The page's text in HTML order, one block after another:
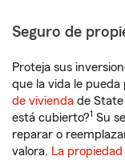
Seguro de
Proteja sus
que la vida le pueda
de vivienda de
está cubierto?1 Su
reparar o
valora. La propiedad